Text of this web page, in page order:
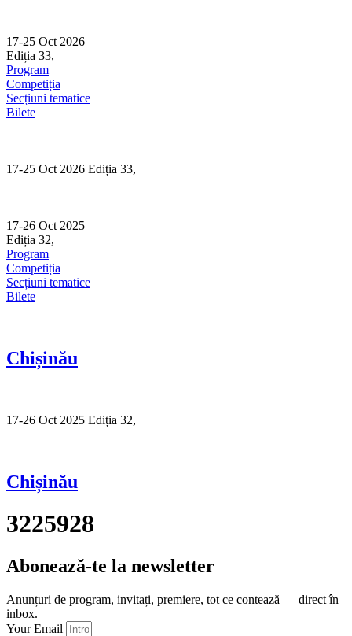
content
17-25 Oct 2026
Ediția 33,
Program
Competiția
Secțiuni tematice
Bilete
17-25 Oct 2026 Ediția 33,
17-26 Oct 2025
Ediția 32,
Program
Competiția
Secțiuni tematice
Bilete
Chișinău
17-26 Oct 2025 Ediția 32,
Chișinău
3225928
Abonează-te la newsletter
Anunțuri de program, invitați, premiere, tot ce contează — direct în
inbox.
Your Email